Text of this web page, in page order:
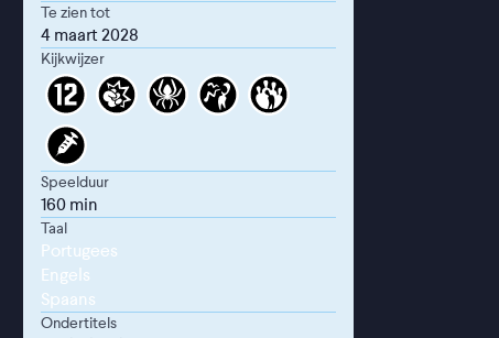
Te zien tot
4 maart 2028
Kijkwijzer
Speelduur
160 min
Taal
Portugees
Engels
Spaans
Ondertitels